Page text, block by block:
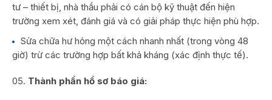
tư – thiết bị, nhà thầu phải có cán bộ kỹ thuật đến hiện
trường xem xét, đánh giá và có giải pháp thực hiện phù hợp.
Sửa chữa hư hỏng một cách nhanh nhất (trong vòng 48
giờ) trừ các trường hợp bất khả kháng (xác định thực tế).
Thành phần hồ sơ báo giá: